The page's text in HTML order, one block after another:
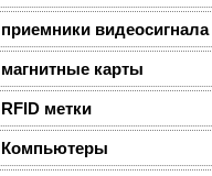
приемники видеосигнала
магнитные карты
RFID метки
Компьютеры